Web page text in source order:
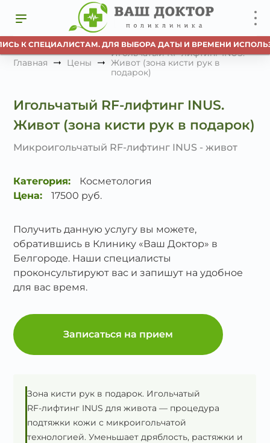
К СПЕЦИАЛИСТАМ. ДЛЯ ВЫБОРА ДАТЫ И ВРЕМЕНИ
Главная Цены
Игольчатый RF-лифтинг INUS.
Живот (зона кисти рук в
подарок)
Игольчатый RF-лифтинг INUS.
Живот (зона кисти рук в подарок)
Микроигольчатый RF-лифтинг INUS - живот
Категория:
Косметология
Цена:
17500 руб.
Получить данную услугу вы можете,
обратившись в Клинику «Ваш Доктор» в
Белгороде. Наши специалисты
проконсультируют вас и запишут на удобное
для вас время.
Записаться на прием
Зона кисти рук в подарок. Игольчатый
RF‑лифтинг INUS для живота — процедура
подтяжки кожи с микроигольчатой
технологией. Уменьшает дряблость, растяжки и